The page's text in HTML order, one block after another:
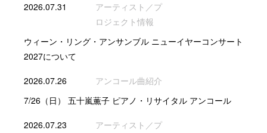
2026.07.31
アーティスト／プ
ロジェクト情報
ウィーン・リング・アンサンブル ニューイヤーコンサート
2027について
2026.07.26
アンコール曲紹介
7/26（日） 五十嵐薫子 ピアノ・リサイタル アンコール
2026.07.23
アーティスト／プ